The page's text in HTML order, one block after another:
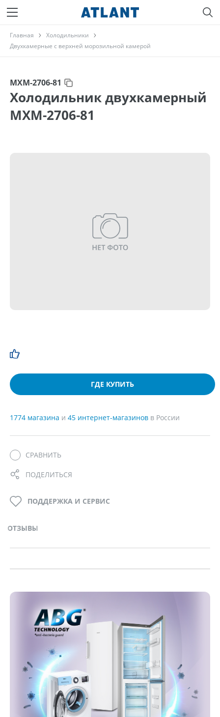
Главная
Холодильники
Двухкамерные с верхней морозильной камерой
МХМ-2706-81
Холодильник двухкамерный
МХМ-2706-81
ГДЕ КУПИТЬ
1774 магазина и 45 интернет-магазинов в России
СРАВНИТЬ
ПОДЕЛИТЬСЯ
ОТЗЫВЫ
ПОДДЕРЖКА И СЕРВИС